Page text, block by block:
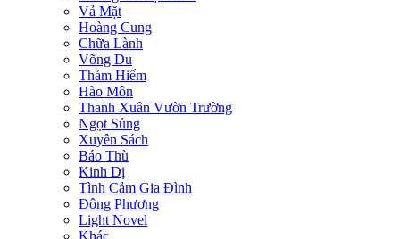
Vả Mặt
Hoàng Cung
Chữa Lành
Võng Du
Thám Hiểm
Hào Môn
Thanh Xuân Vườn Trường
Ngọt Sủng
Xuyên Sách
Báo Thù
Kinh Dị
Tình Cảm Gia Đình
Đông Phương
Light Novel